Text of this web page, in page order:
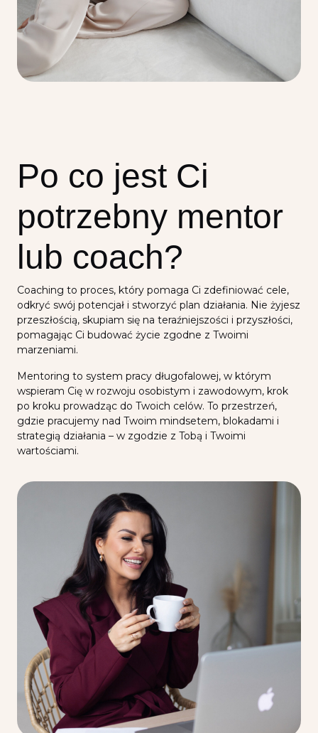
Po co jest Ci
potrzebny mentor
lub coach?
Coaching to proces, który pomaga Ci zdefiniować cele,
odkryć swój potencjał i stworzyć plan działania. Nie żyjesz
przeszłością, skupiam się na teraźniejszości i przyszłości,
pomagając Ci budować życie zgodne z Twoimi
marzeniami.
Mentoring to system pracy długofalowej, w którym
wspieram Cię w rozwoju osobistym i zawodowym, krok
po kroku prowadząc do Twoich celów. To przestrzeń,
gdzie pracujemy nad Twoim mindsetem, blokadami i
strategią działania – w zgodzie z Tobą i Twoimi
wartościami.